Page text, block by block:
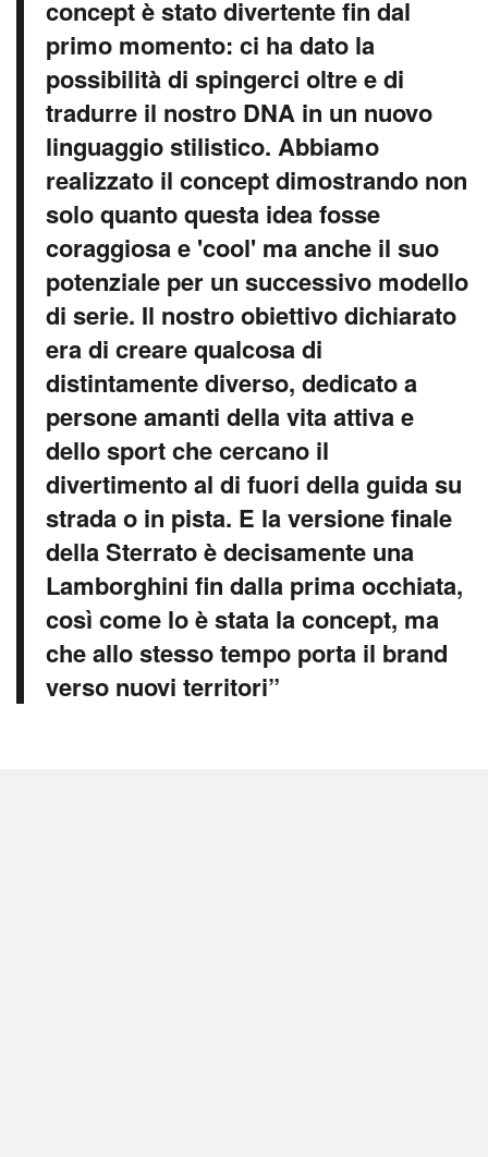
concept è stato divertente fin dal
primo momento: ci ha dato la
possibilità di spingerci oltre e di
tradurre il nostro DNA in un nuovo
linguaggio stilistico. Abbiamo
realizzato il concept dimostrando non
solo quanto questa idea fosse
coraggiosa e 'cool' ma anche il suo
potenziale per un successivo modello
di serie. Il nostro obiettivo dichiarato
era di creare qualcosa di
distintamente diverso, dedicato a
persone amanti della vita attiva e
dello sport che cercano il
divertimento al di fuori della guida su
strada o in pista. E la versione finale
della Sterrato è decisamente una
Lamborghini fin dalla prima occhiata,
così come lo è stata la concept, ma
che allo stesso tempo porta il brand
verso nuovi territori”